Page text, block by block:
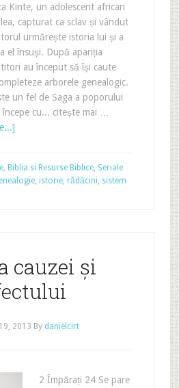
Kinte, un adolescent african
capturat ca sclav și vândut
urmărește istoria lui și a
el însuși. După apariția
au început să își caute
arborele genealogic.
un fel de Saga a poporului
cu... citește mai …
, Biblia si Resurse Biblice, Seriale
, istorie, rădăcini sistem
cauzei și
2013 By danielcirt
2 Împărați 24 Se pare